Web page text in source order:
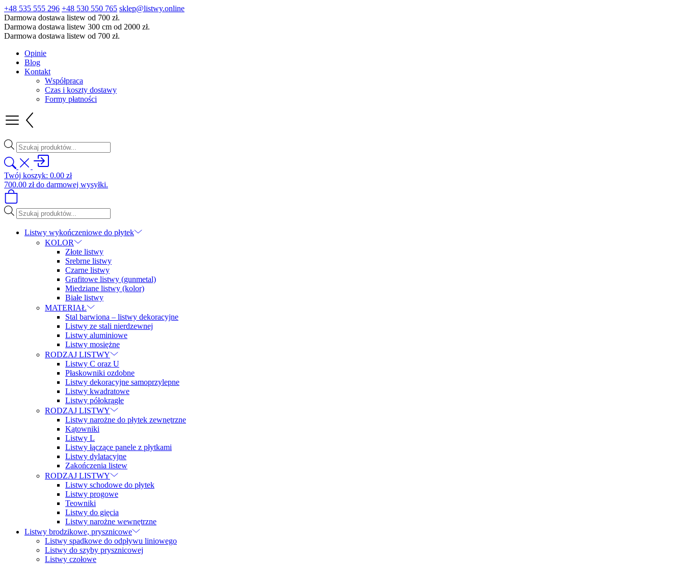
+48 535 555 296 +48 530 550 765 sklep@listwy.online
Darmowa dostawa listew od 700 zł.
Darmowa dostawa listew 300 cm od 2000 zł.
Darmowa dostawa listew od 700 zł.
Opinie
Blog
Kontakt
Współpraca
Czas i koszty dostawy
Formy płatności
Wyszukiwarka
produktów
Twój koszyk: 0.00 zł
700.00 złdo darmowej wysyłki.
Wyszukiwarka
produktów
Listwy wykończeniowe do płytek
KOLOR
Złote listwy
Srebrne listwy
Czarne listwy
Grafitowe listwy (gunmetal)
Miedziane listwy (kolor)
Białe listwy
MATERIAŁ
Stal barwiona – listwy dekoracyjne
Listwy ze stali nierdzewnej
Listwy aluminiowe
Listwy mosiężne
RODZAJ LISTWY
Listwy C oraz U
Płaskowniki ozdobne
Listwy dekoracyjne samoprzylepne
Listwy kwadratowe
Listwy półokrągłe
RODZAJ LISTWY
Listwy narożne do płytek zewnętrzne
Kątowniki
Listwy L
Listwy łączące panele z płytkami
Listwy dylatacyjne
Zakończenia listew
RODZAJ LISTWY
Listwy schodowe do płytek
Listwy progowe
Teowniki
Listwy do gięcia
Listwy narożne wewnętrzne
Listwy brodzikowe, prysznicowe
Listwy spadkowe do odpływu liniowego
Listwy do szyby prysznicowej
Listwy czołowe